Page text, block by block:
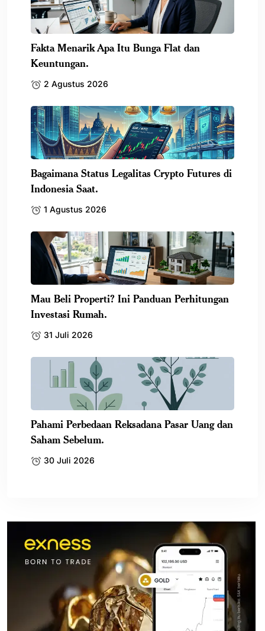
Fakta Menarik Apa Itu Bunga Flat dan
Keuntungan.
2 Agustus 2026
Bagaimana Status Legalitas Crypto Futures di
Indonesia Saat.
1 Agustus 2026
Mau Beli Properti? Ini Panduan Perhitungan
Investasi Rumah.
31 Juli 2026
Pahami Perbedaan Reksadana Pasar Uang dan
Saham Sebelum.
30 Juli 2026